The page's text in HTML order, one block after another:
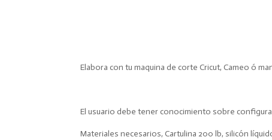
Elabora con tu maquina de corte Cricut, Cameo ó
El usuario debe tener conocimiento sobre
Materiales necesarios, Cartulina 200 lb, silicón